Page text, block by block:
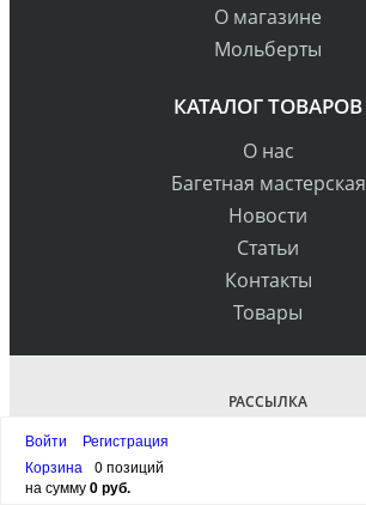
О магазине
Мольберты
КАТАЛОГ ТОВАРОВ
О нас
Багетная мастерская
Новости
Статьи
Контакты
Товары
РАССЫЛКА
Войти
Регистрация
Корзина
0 позиций
на сумму0 руб.